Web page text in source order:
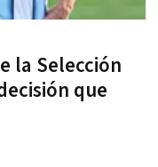
la Selección
que